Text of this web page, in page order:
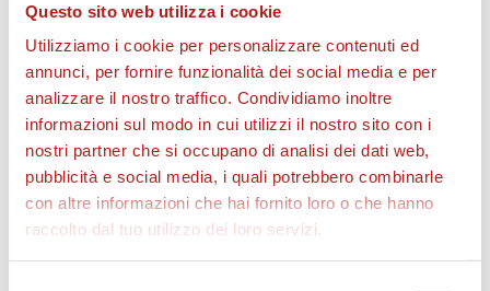
Questo sito web utilizza i cookie
Utilizziamo i cookie per personalizzare contenuti ed
annunci, per fornire funzionalità dei social media e per
analizzare il nostro traffico. Condividiamo inoltre
informazioni sul modo in cui utilizzi il nostro sito con i
nostri partner che si occupano di analisi dei dati web,
pubblicità e social media, i quali potrebbero combinarle
con altre informazioni che hai fornito loro o che hanno
raccolto dal tuo utilizzo dei loro servizi.
BIGLIETTI